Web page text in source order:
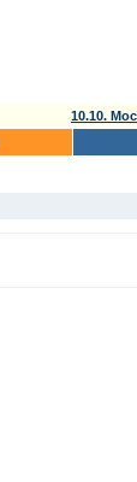
10.10.